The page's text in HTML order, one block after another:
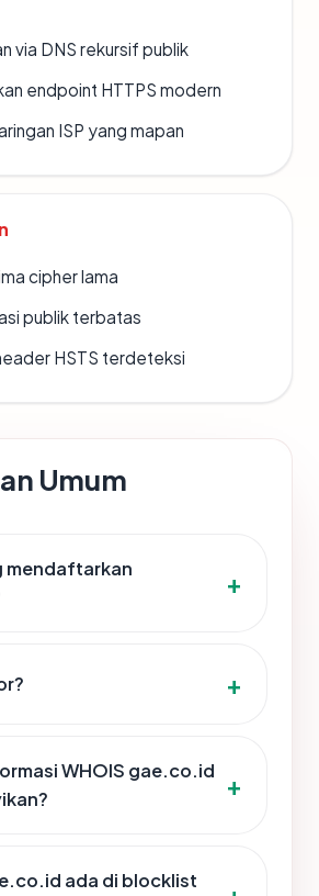
via DNS rekursif publik
endpoint HTTPS modern
ISP yang mapan
cipher lama
publik terbatas
HSTS terdeteksi
Umum
mendaftarkan
WHOIS gae.co.id
ada di blocklist